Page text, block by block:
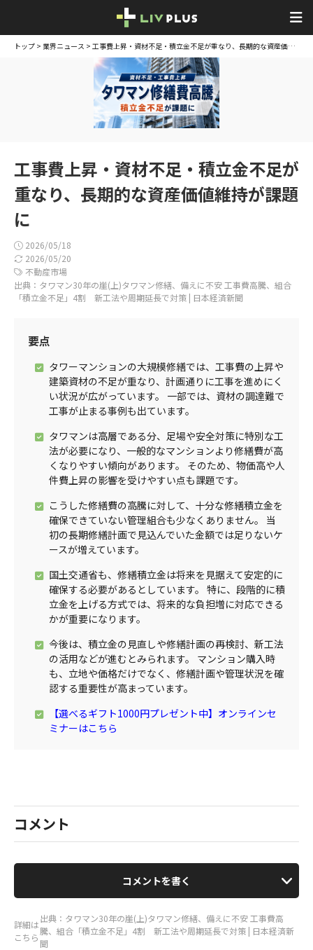
トップ > 業界ニュース > 工事費上昇・資材不足・積立金不足が重なり、長期的な資産価値維持が課題に
工事費上昇・資材不足・積立金不足が
重なり、長期的な資産価値維持が課題
に
2026/05/18
2026/05/20
不動産市場
出典：タワマン30年の崖(上)タワマン修繕、備えに不安 工事費高騰、組合
「積立金不足」4割 新工法や周期延長で対策 | 日本経済新聞
要点
タワーマンションの大規模修繕では、工事費の上昇や
建築資材の不足が重なり、計画通りに工事を進めにく
い状況が広がっています。 一部では、資材の調達難で
工事が止まる事例も出ています。
タワマンは高層である分、足場や安全対策に特別な工
法が必要になり、一般的なマンションより修繕費が高
くなりやすい傾向があります。 そのため、物価高や人
件費上昇の影響を受けやすい点も課題です。
こうした修繕費の高騰に対して、十分な修繕積立金を
確保できていない管理組合も少なくありません。 当
初の長期修繕計画で見込んでいた金額では足りないケ
ースが増えています。
国土交通省も、修繕積立金は将来を見据えて安定的に
確保する必要があるとしています。 特に、段階的に積
立金を上げる方式では、将来的な負担増に対応できる
かが重要になります。
今後は、積立金の見直しや修繕計画の再検討、新工法
の活用などが進むとみられます。 マンション購入時
も、立地や価格だけでなく、修繕計画や管理状況を確
認する重要性が高まっています。
【選べるギフト1000円プレゼント中】オンラインセ
ミナーはこちら
コメント
コメントを書く
詳細は
こちら
出典：タワマン30年の崖(上)タワマン修繕、備えに不安 工事費高
騰、組合「積立金不足」4割 新工法や周期延長で対策 | 日本経済新
聞